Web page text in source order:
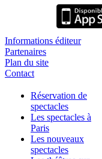
Informations éditeur
Partenaires
Plan du site
Contact
Réservation de
spectacles
Les spectacles à
Paris
Les nouveaux
spectacles